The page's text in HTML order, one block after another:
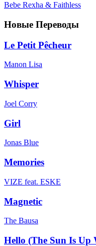
Bebe Rexha & Faithless
Новые Переводы
Le Petit Pêcheur
Manon Lisa
Whisper
Joel Corry
Girl
Jonas Blue
Memories
VIZE feat. ESKE
Magnetic
The Bausa
Hello (The Sun Is Up